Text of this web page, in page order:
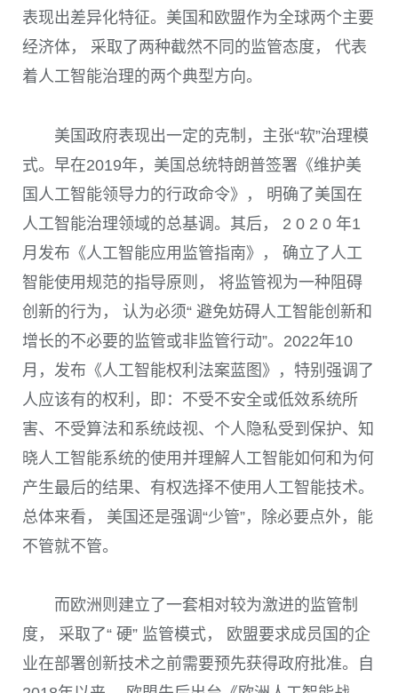
表现出差异化特征。美国和欧盟作为全球两个主要
经济体， 采取了两种截然不同的监管态度， 代表
着人工智能治理的两个典型方向。
美国政府表现出一定的克制，主张“软”治理模
式。早在2019年，美国总统特朗普签署《维护美
国人工智能领导力的行政命令》， 明确了美国在
人工智能治理领域的总基调。其后， 2 0 2 0 年1
月发布《人工智能应用监管指南》， 确立了人工
智能使用规范的指导原则， 将监管视为一种阻碍
创新的行为， 认为必须“ 避免妨碍人工智能创新和
增长的不必要的监管或非监管行动”。 2022年10
月，发布《人工智能权利法案蓝图》，特别强调了
人应该有的权利，即：不受不安全或低效系统所
害、不受算法和系统歧视、个人隐私受到保护、知
晓人工智能系统的使用并理解人工智能如何和为何
产生最后的结果、有权选择不使用人工智能技术。
总体来看， 美国还是强调“少管”，除必要点外，能
不管就不管。
而欧洲则建立了一套相对较为激进的监管制
度， 采取了“ 硬” 监管模式， 欧盟要求成员国的企
业在部署创新技术之前需要预先获得政府批准。自